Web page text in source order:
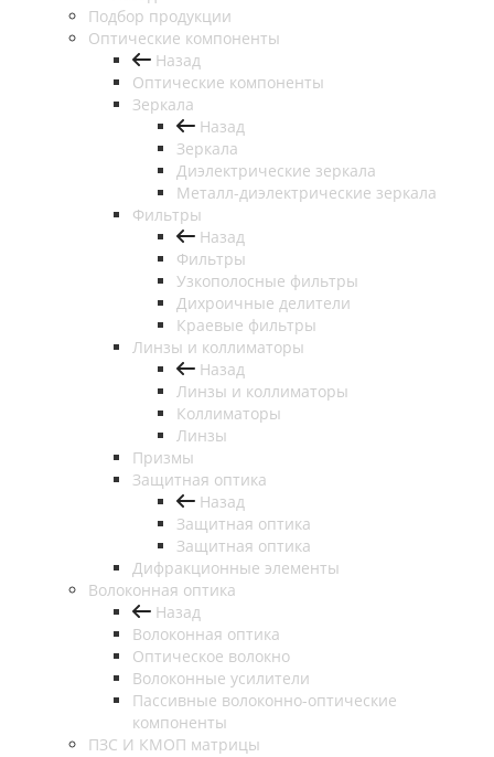
Подбор продукции
Оптические компоненты
Назад
Оптические компоненты
Зеркала
Назад
Зеркала
Диэлектрические зеркала
Металл-диэлектрические зеркала
Фильтры
Назад
Фильтры
Узкополосные фильтры
Дихроичные делители
Краевые фильтры
Линзы и коллиматоры
Назад
Линзы и коллиматоры
Коллиматоры
Линзы
Призмы
Защитная оптика
Назад
Защитная оптика
Защитная оптика
Дифракционные элементы
Волоконная оптика
Назад
Волоконная оптика
Оптическое волокно
Волоконные усилители
Пассивные волоконно-оптические
компоненты
ПЗС И КМОП матрицы